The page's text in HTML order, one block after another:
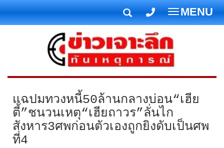
T
o
g
g
l
e
n
v
i
MENU
แฉปมทวงหนี้50ล้านกลางบ่อน“เฮีย
ตี้”ชนวนเหตุ“เฮียถาวร”ลั่นไก
สังหาร3ศพก่อนตัวเองถูกยิงดับเป็นศพ
ที่4